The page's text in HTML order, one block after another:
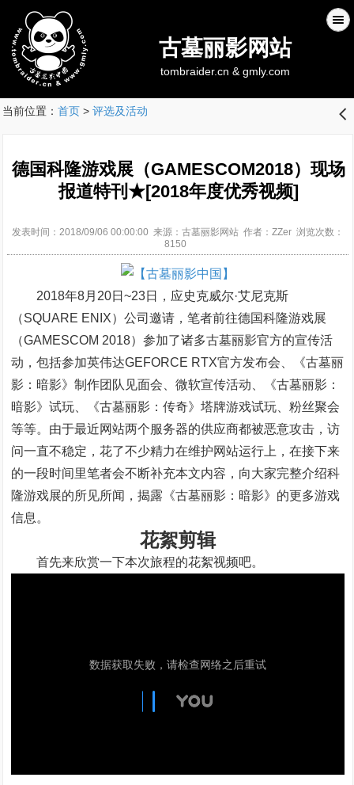
古墓丽影网站
tombraider.cn & gmly.com
当前位置： 首页> 评选及活动 󰊒
德国科隆游戏展（GAMESCOM2018）现场
报道特刊★[2018年度优秀视频]
发表时间：2018/09/06 00:00:00 来源：古墓丽影网站 作者：ZZer 浏览次数：
8150
2018年8月20日~23日，应史克威尔·艾尼克斯
（SQUARE ENIX）公司邀请，笔者前往德国科隆游戏展
（GAMESCOM 2018）参加了诸多古墓丽影官方的宣传活
动，包括参加英伟达GEFORCE RTX官方发布会、《古墓丽
影：暗影》制作团队见面会、微软宣传活动、《古墓丽影：
暗影》试玩、《古墓丽影：传奇》塔牌游戏试玩、粉丝聚会
等等。由于最近网站两个服务器的供应商都被恶意攻击，访
问一直不稳定，花了不少精力在维护网站运行上，在接下来
的一段时间里笔者会不断补充本文内容，向大家完整介绍科
隆游戏展的所见所闻，揭露《古墓丽影：暗影》的更多游戏
信息。
花絮剪辑
首先来欣赏一下本次旅程的花絮视频吧。